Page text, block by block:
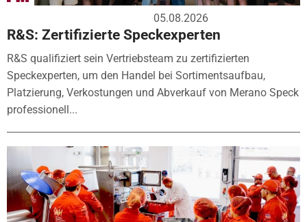
05.08.2026
R&S: Zertifizierte Speckexperten
R&S qualifiziert sein Vertriebsteam zu zertifizierten
Speckexperten, um den Handel bei Sortimentsaufbau,
Platzierung, Verkostungen und Abverkauf von Merano Speck
professionell...